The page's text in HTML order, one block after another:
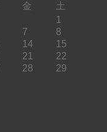
金
土
1
7
8
14
15
21
22
28
29